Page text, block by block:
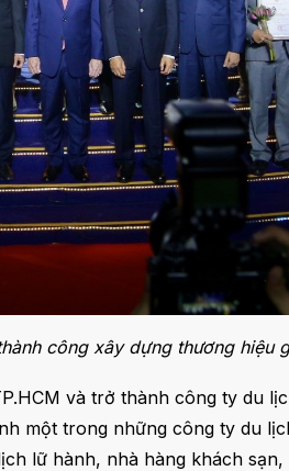
công xây dựng thương hiệu
và trở thành công ty du
một trong những công ty du
lữ hành, nhà hàng khách